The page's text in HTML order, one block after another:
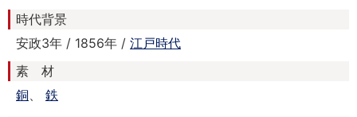
時代背景
安政3年 / 1856年 / 江戸時代
素 材
銅
鉄